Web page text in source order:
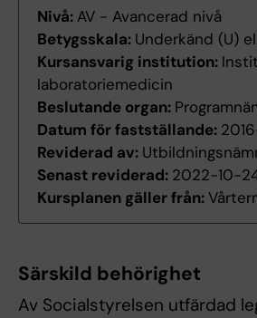
Nivå: AV - Avancerad nivå
Betygsskala: Underkänd (U)
Kursansvarig institution:
laboratoriemedicin
Beslutande organ:
Datum för fastställande:
Reviderad av:
Senast reviderad: 2022-10-
Kursplanen gäller från:
Särskild behörighet
Av Socialstyrelsen utfärdad